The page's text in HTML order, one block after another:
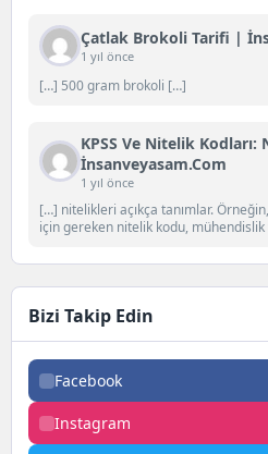
Çatlak Brokoli Tarifi |
1 yıl önce
[…] 500 gram brokoli […]
KPSS Ve Nitelik Kodları:
İnsanveyasam.com
1 yıl önce
[…] nitelikleri açıkça tanımlar.
için gereken nitelik kodu,
Bizi Takip Edin
Facebook
Instagram